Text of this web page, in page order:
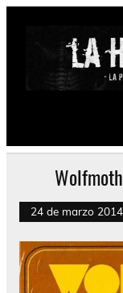
Saltar
Psychedelic,
24 de marzo 2014